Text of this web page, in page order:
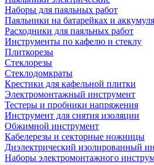
Наборы для паяльных работ
Паяльники на батарейках и
Расходники для паяльных работ
Инструменты по кафелю и стеклу
Плиткорезы
Стеклорезы
Стеклодомкраты
Крестики для кафельной плитки
Электромонтажный инструмент
Тестеры и пробники напряжения
Инструмент для снятия изоляции
Обжимной инструмент
Кабелерезы и секторные ножницы
Диэлектрический изолированный
Наборы электромонтажного